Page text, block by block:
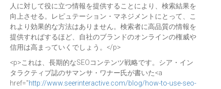
人に対して役に立つ情報を提供することにより、検索結果を
向上させる。レピュテーション・マネジメントにとって、こ
れより効果的な方法はありません。検索者に高品質の情報を
提供すればするほど、自社のブランドのオンラインの権威や
信用は高まっていくでしょう。</p>
<p>これは、長期的なSEOコンテンツ戦略です。シア・イン
タラクティブ誌のサマンサ・ワナー氏が書いた<a
href="http://www.seerinteractive.com/blog/how-to-use-seo-